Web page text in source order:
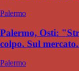
Palermo
Palermo, Osti:
colpo. Sul
Palermo